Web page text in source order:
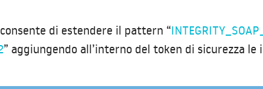
di estendere il pattern “
” aggiungendo all’interno del token di sicurezza